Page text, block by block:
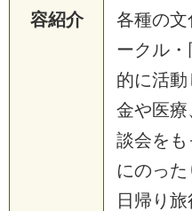
容紹介
各種の
ークル
的に活
金や医
談会を
にのった
日帰り